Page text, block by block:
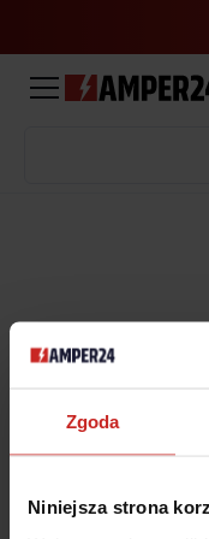
Zgoda
Niniejsza strona